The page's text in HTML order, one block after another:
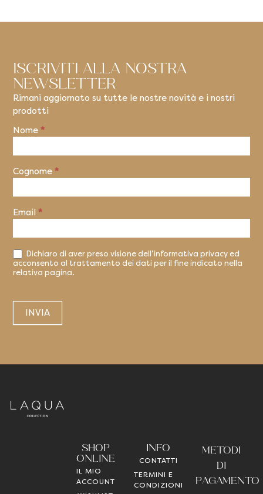
ISCRIVITI ALLA NOSTRA
NEWSLETTER
Rimani aggiornato su tutte le nostre novità e i nostri
prodotti
Newsletter
Nome*
Cognome*
Email*
Dichiaro di aver preso visione dell’informativa privacy ed
acconsento al trattamento dei dati per il fine indicato nella
relativa pagina.
INVIA
SHOP
ONLINE
IL MIO
ACCOUNT
INFO
CONTATTI
TERMINI E
CONDIZIONI
METODI
DI
PAGAMENTO